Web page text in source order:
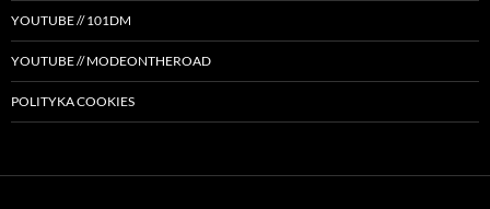
YOUTUBE // 101DM
YOUTUBE // MODEONTHEROAD
POLITYKA COOKIES